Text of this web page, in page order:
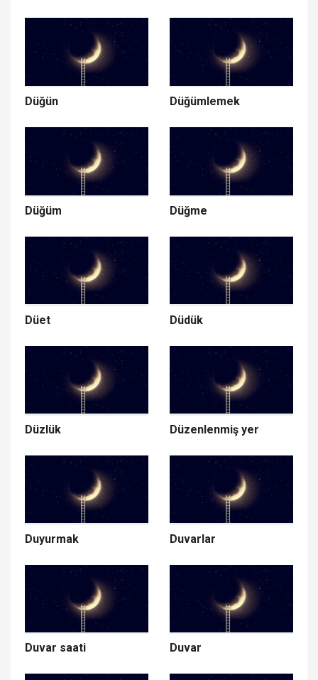
Düğün Düğümlemek
Düğüm Düğme
Düet Düdük
Düzlük Düzenlenmiş yer
Duyurmak Duvarlar
Duvar saati Duvar